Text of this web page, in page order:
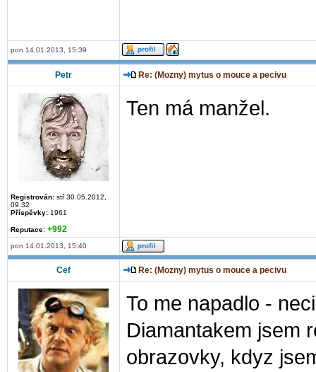
pon 14.01.2013, 15:39
Petr Re: (Mozny) mytus o mouce a pecivu
Registrován: stř 30.05.2012,
09:32
Příspěvky: 1961
Reputace: +992
Ten má manžel.
pon 14.01.2013, 15:40
Cef Re: (Mozny) mytus o mouce a pecivu
To me napadlo -
Diamantakem jsem
obrazovky, kdyz